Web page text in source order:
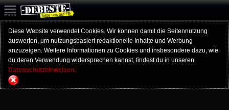
Diese Website verwendet Cookies. Wir können damit die Seitennutzung
auswerten, um nutzungsbasiert redaktionelle Inhalte und Werbung
anzuzeigen. Weitere Informationen zu Cookies und insbesondere dazu, wie
du deren Verwendung widersprechen kannst, findest du in unseren
Datenschutzhinweisen.